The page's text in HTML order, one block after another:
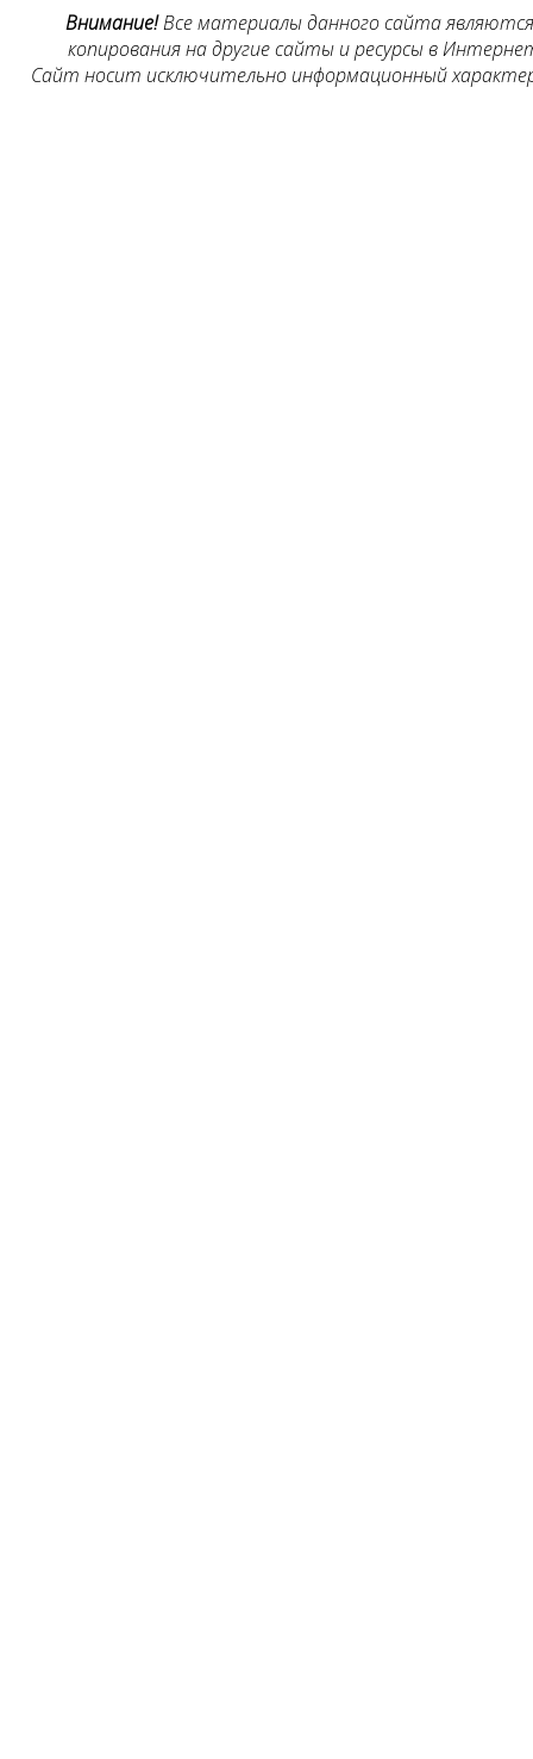
Внимание!Все материалы данного сайта
копирования на другие сайты и ресурсы в
Сайт носит исключительно информационный